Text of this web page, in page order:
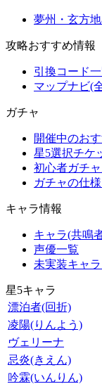
夢州・玄方
攻略おすすめ情報
引換コード
マップナビ(
ガチャ
開催中のお
星5選択チケ
初心者ガチ
ガチャの仕
キャラ情報
キャラ(共鳴
声優一覧
未実装キャ
星5キャラ
漂泊者(回折)
凌陽(りんよう)
ヴェリーナ
忌炎(きえん)
吟霖(いんりん)